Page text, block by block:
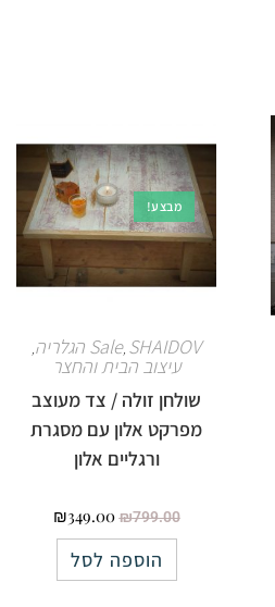
מבצע!
Sale, SHAIDOV הגלריה
עיצוב הבית והחצר
שולחן זולה / צד מעוצב
מפרקט אלון עם מסגרת
ורגליים אלון
₪799.00
₪349.00
הוספה לסל